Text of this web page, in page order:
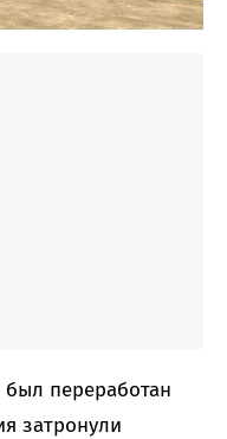
переработан
затронули